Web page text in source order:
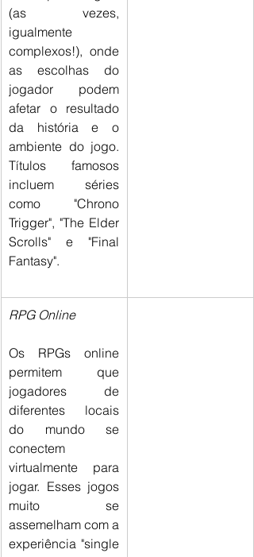
(as vezes,
igualmente
complexos!), onde
as escolhas do
jogador podem
afetar o resultado
da história e o
ambiente do jogo.
Títulos famosos
incluem séries
como "Chrono
Trigger", "The Elder
Scrolls" e "Final
Fantasy".
RPG Online
Os RPGs online
permitem que
jogadores de
diferentes locais
do mundo se
conectem
virtualmente para
jogar. Esses jogos
muito se
assemelham com a
experiência "single